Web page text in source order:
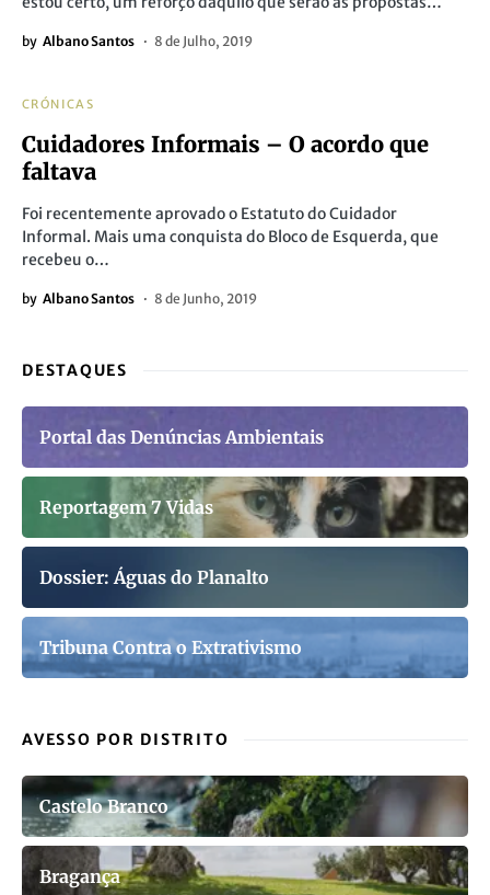
by Albano Santos 8 de Julho, 2019
CRÓNICAS
Cuidadores Informais – O acordo que
faltava
Foi recentemente aprovado o Estatuto do Cuidador
Informal. Mais uma conquista do Bloco de Esquerda, que
recebeu o…
by Albano Santos 8 de Junho, 2019
DESTAQUES
Portal das Denúncias Ambientais
Reportagem 7 Vidas
Dossier: Águas do Planalto
Tribuna Contra o Extrativismo
AVESSO POR DISTRITO
Castelo Branco
Bragança